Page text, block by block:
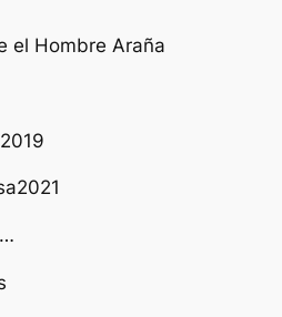
el Hombre Araña
2019
2021